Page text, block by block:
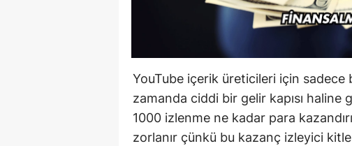
YouTube içerik üreticileri için sadece
zamanda ciddi bir gelir kapısı
1000 izlenme ne kadar para
zorlanır çünkü bu kazanç izleyici